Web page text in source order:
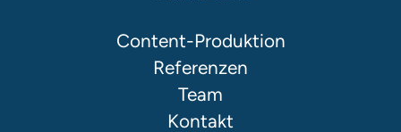
Content-Produktion
Referenzen
Team
Kontakt